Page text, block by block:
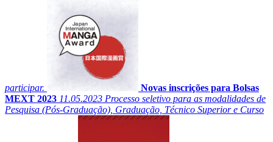
participar.
Novas inscrições para Bolsas
MEXT 2023 11.05.2023 Processo seletivo para as modalidades de
Pesquisa (Pós-Graduação), Graduação, Técnico Superior e Curso